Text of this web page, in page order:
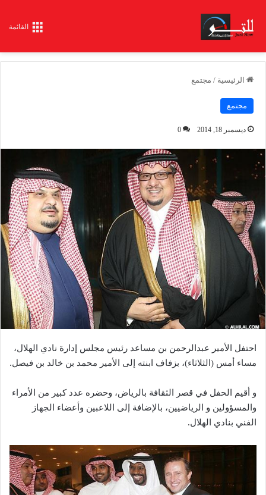
القائمة
الرئيسية / مجتمع
مجتمع
ديسمبر 18, 2014 0
احتفل الأمير عبدالرحمن بن مساعد رئيس مجلس إدارة نادي الهلال،
مساء أمس (الثلاثاء)، بزفاف ابنته إلى الأمير محمد بن خالد بن فيصل.
و أقيم الحفل في قصر الثقافة بالرياض، وحضره عدد كبير من الأمراء
والمسؤولين و الرياضيين، بالإضافة إلى اللاعبين وأعضاء الجهاز
الفني بنادي الهلال.